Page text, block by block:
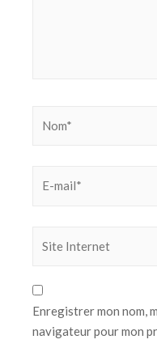
Enregistrer mon nom,
navigateur pour mon